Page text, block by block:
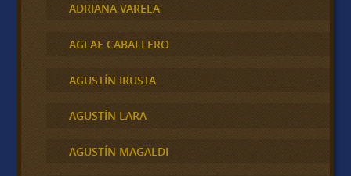
ADRIANA VARELA
AGLAE CABALLERO
AGUSTÍN IRUSTA
AGUSTÍN LARA
AGUSTÍN MAGALDI